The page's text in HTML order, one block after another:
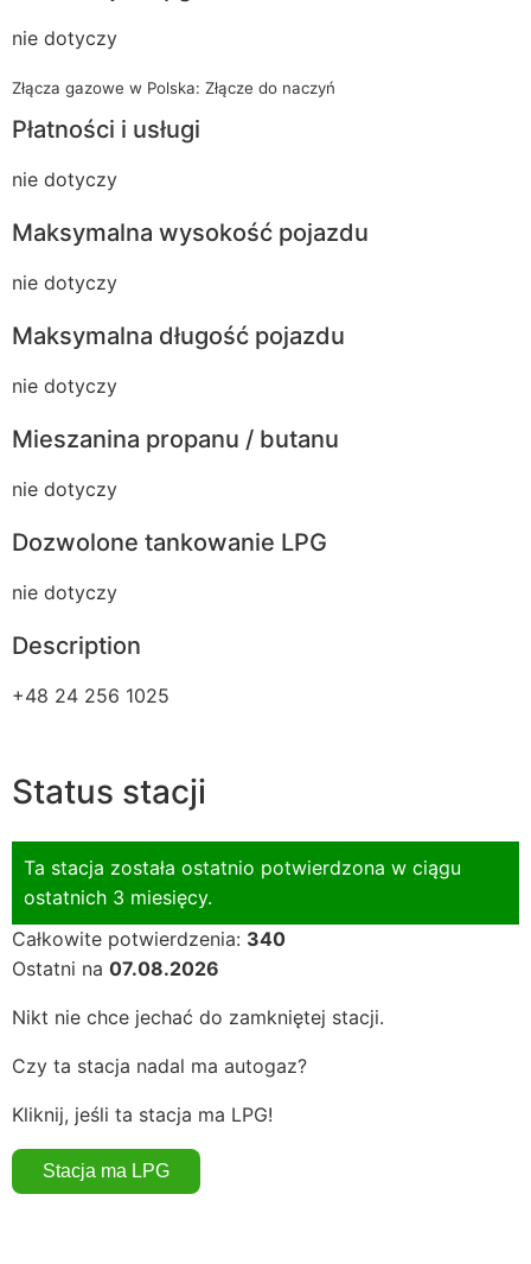
nie dotyczy
Złącza gazowe w Polska: Złącze do naczyń
Płatności i usługi
nie dotyczy
Maksymalna wysokość pojazdu
nie dotyczy
Maksymalna długość pojazdu
nie dotyczy
Mieszanina propanu / butanu
nie dotyczy
Dozwolone tankowanie LPG
nie dotyczy
Description
+48 24 256 1025
Status stacji
Ta stacja została ostatnio potwierdzona w ciągu
ostatnich 3 miesięcy.
Całkowite potwierdzenia: 340
Ostatni na 07.08.2026
Nikt nie chce jechać do zamkniętej stacji.
Czy ta stacja nadal ma autogaz?
Kliknij, jeśli ta stacja ma LPG!